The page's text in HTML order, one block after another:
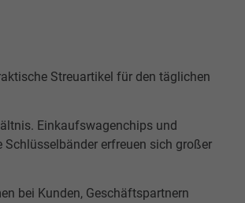
Streuartikel für den täglichen
Einkaufswagenchips und
erfreuen sich großer
bei Kunden, Geschäftspartnern